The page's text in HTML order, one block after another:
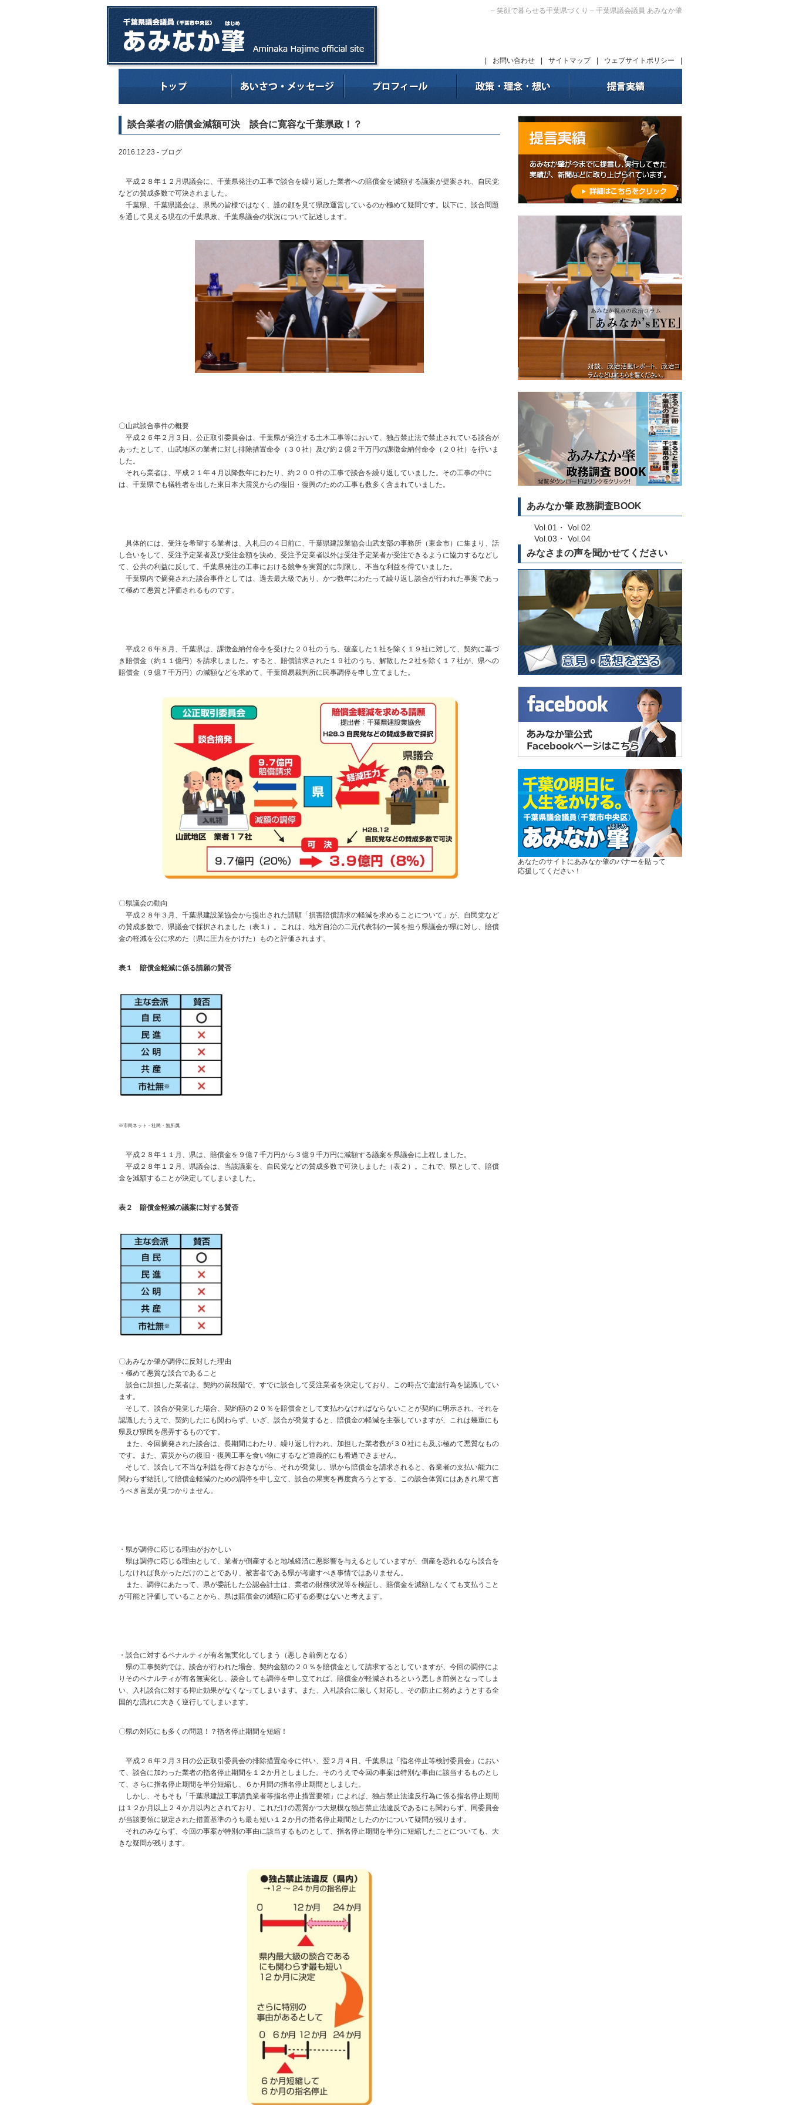
– 笑顔で暮らせる千葉県づくり – 千葉県議会議員 あみなか肇
お問い合わせ サイトマップ ウェブサイトポリシー
談合業者の賠償金減額可決 談合に寛容な千葉県政！？
2016.12.23 - ブログ
平成２８年１２月県議会に、千葉県発注の工事で談合を繰り返した業者への賠償金を減額する議案が提案され、自民党
などの賛成多数で可決されました。
千葉県、千葉県議会は、県民の皆様ではなく、誰の顔を見て県政運営しているのか極めて疑問です。以下に、談合問題
を通して見える現在の千葉県政、千葉県議会の状況について記述します。
〇山武談合事件の概要
平成２６年２月３日、公正取引委員会は、千葉県が発注する土木工事等において、独占禁止法で禁止されている談合が
あったとして、山武地区の業者に対し排除措置命令（３０社）及び約２億２千万円の課徴金納付命令（２０社）を行いま
した。
それら業者は、平成２１年４月以降数年にわたり、約２００件の工事で談合を繰り返していました。その工事の中に
は、千葉県でも犠牲者を出した東日本大震災からの復旧・復興のための工事も数多く含まれていました。
具体的には、受注を希望する業者は、入札日の４日前に、千葉県建設業協会山武支部の事務所（東金市）に集まり、話
し合いをして、受注予定業者及び受注金額を決め、受注予定業者以外は受注予定業者が受注できるように協力するなどし
て、公共の利益に反して、千葉県発注の工事における競争を実質的に制限し、不当な利益を得ていました。
千葉県内で摘発された談合事件としては、過去最大級であり、かつ数年にわたって繰り返し談合が行われた事案であっ
て極めて悪質と評価されるものです。
平成２６年８月、千葉県は、課徴金納付命令を受けた２０社のうち、破産した１社を除く１９社に対して、契約に基づ
き賠償金（約１１億円）を請求しました。すると、賠償請求された１９社のうち、解散した２社を除く１７社が、県への
賠償金（９億７千万円）の減額などを求めて、千葉簡易裁判所に民事調停を申し立てました。
〇県議会の動向
平成２８年３月、千葉県建設業協会から提出された請願「損害賠償請求の軽減を求めることについて」が、自民党など
の賛成多数で、県議会で採択されました（表１）。これは、地方自治の二元代表制の一翼を担う県議会が県に対し、賠償
金の軽減を公に求めた（県に圧力をかけた）ものと評価されます。
表１ 賠償金軽減に係る請願の賛否
※市民ネット・社民・無所属
平成２８年１１月、県は、賠償金を９億７千万円から３億９千万円に減額する議案を県議会に上程しました。
平成２８年１２月、県議会は、当該議案を、自民党などの賛成多数で可決しました（表２）。これで、県として、賠償
金を減額することが決定してしまいました。
表２ 賠償金軽減の議案に対する賛否
〇あみなか肇が調停に反対した理由
・極めて悪質な談合であること
談合に加担した業者は、契約の前段階で、すでに談合して受注業者を決定しており、この時点で違法行為を認識してい
ます。
そして、談合が発覚した場合、契約額の２０％を賠償金として支払わなければならないことが契約に明示され、それを
認識したうえで、契約したにも関わらず、いざ、談合が発覚すると、賠償金の軽減を主張していますが、これは幾重にも
県及び県民を愚弄するものです。
また、今回摘発された談合は、長期間にわたり、繰り返し行われ、加担した業者数が３０社にも及ぶ極めて悪質なもの
です。また、震災からの復旧・復興工事を食い物にするなど道義的にも看過できません。
そして、談合して不当な利益を得ておきながら、それが発覚し、県から賠償金を請求されると、各業者の支払い能力に
関わらず結託して賠償金軽減のための調停を申し立て、談合の果実を再度貪ろうとする、この談合体質にはあきれ果て言
うべき言葉が見つかりません。
・県が調停に応じる理由がおかしい
県は調停に応じる理由として、業者が倒産すると地域経済に悪影響を与えるとしていますが、倒産を恐れるなら談合を
しなければ良かっただけのことであり、被害者である県が考慮すべき事情ではありません。
また、調停にあたって、県が委託した公認会計士は、業者の財務状況等を検証し、賠償金を減額しなくても支払うこと
が可能と評価していることから、県は賠償金の減額に応ずる必要はないと考えます。
・談合に対するペナルティが有名無実化してしまう（悪しき前例となる）
県の工事契約では、談合が行われた場合、契約金額の２０％を賠償金として請求するとしていますが、今回の調停によ
りそのペナルティが有名無実化し、談合しても調停を申し立てれば、賠償金が軽減されるという悪しき前例となってしま
い、入札談合に対する抑止効果がなくなってしまいます。また、入札談合に厳しく対応し、その防止に努めようとする全
国的な流れに大きく逆行してしまいます。
〇県の対応にも多くの問題！？指名停止期間を短縮！
平成２６年２月３日の公正取引委員会の排除措置命令に伴い、翌２月４日、千葉県は「指名停止等検討委員会」におい
て、談合に加わった業者の指名停止期間を１２か月としました。そのうえで今回の事案は特別な事由に該当するものとし
て、さらに指名停止期間を半分短縮し、６か月間の指名停止期間としました。
しかし、そもそも「千葉県建設工事請負業者等指名停止措置要領」によれば、独占禁止法違反行為に係る指名停止期間
は１２か月以上２４か月以内とされており、これだけの悪質かつ大規模な独占禁止法違反であるにも関わらず、同委員会
が当該要領に規定された措置基準のうち最も短い１２か月の指名停止期間としたのかについて疑問が残ります。
それのみならず、今回の事案が特別の事由に該当するものとして、指名停止期間を半分に短縮したことについても、大
きな疑問が残ります。
あみなか肇 政務調査BOOK
Vol.01 ・ Vol.02
Vol.03 ・ Vol.04
みなさまの声を聞かせてください
あなたのサイトにあみなか肇のバナーを貼って
応援してください！